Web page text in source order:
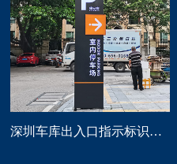
深圳车库出入口指示标识牌制作